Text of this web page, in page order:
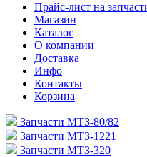
Прайс-лист на
Магазин
Каталог
О компании
Доставка
Инфо
Контакты
Корзина
Запчасти МТЗ-80/82
Запчасти МТЗ-1221
Запчасти МТЗ-320